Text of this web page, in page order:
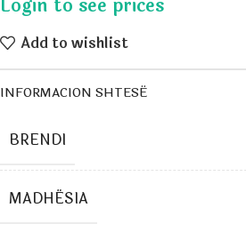
Add to wishlist
INFORMACION SHTESË
BRENDI
MADHËSIA